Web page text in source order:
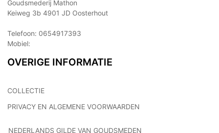
Goudsmederij Mathon
Keiweg 3b 4901 JD Oosterhout
Telefoon: 0654917393
Mobiel:
OVERIGE INFORMATIE
COLLECTIE
PRIVACY EN ALGEMENE VOORWAARDEN
NEDERLANDS GILDE VAN GOUDSMEDEN